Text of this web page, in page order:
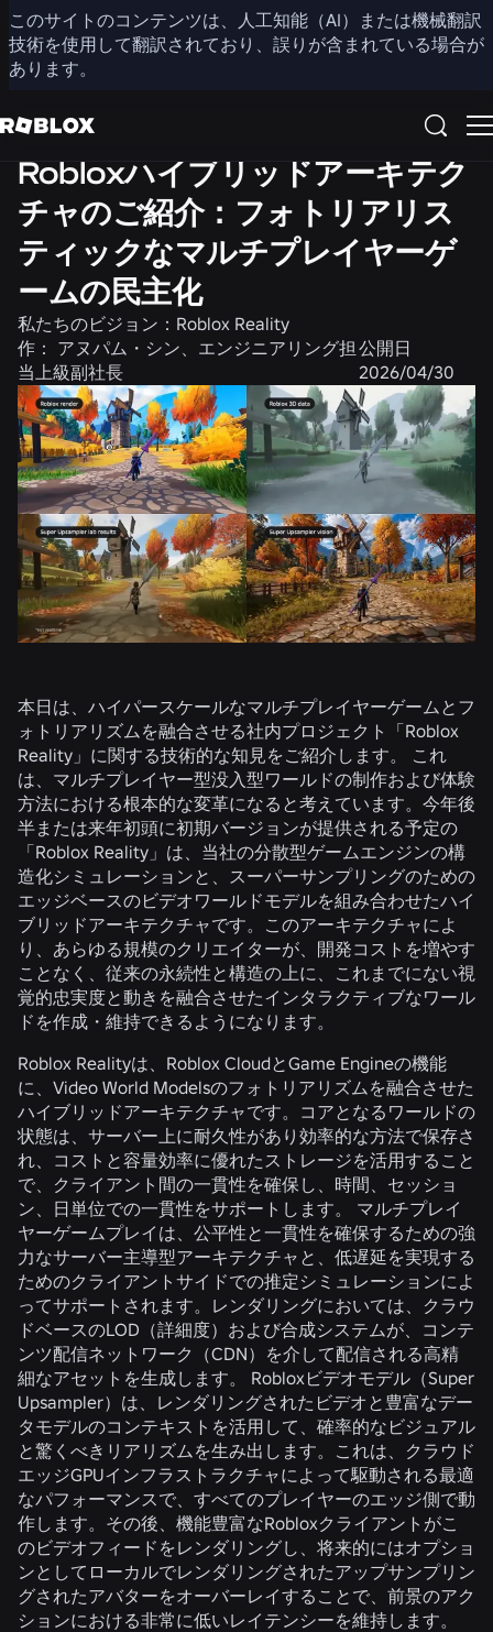
このサイトのコンテンツは、人工知能（AI）または機械翻訳
技術を使用して翻訳されており、誤りが含まれている場合が
あります。
共有
Robloxハイブリッドアーキテク
チャのご紹介：フォトリアリス
ティックなマルチプレイヤーゲ
ームの民主化
私たちのビジョン：Roblox Reality
作： アヌパム・シン、エンジニアリング担
当上級副社長
公開日
2026/04/30
本日は、ハイパースケールなマルチプレイヤーゲームとフ
ォトリアリズムを融合させる社内プロジェクト「Roblox
Reality」に関する技術的な知見をご紹介します。 これ
は、マルチプレイヤー型没入型ワールドの制作および体験
方法における根本的な変革になると考えています。今年後
半または来年初頭に初期バージョンが提供される予定の
「Roblox Reality」は、当社の分散型ゲームエンジンの構
造化シミュレーションと、スーパーサンプリングのための
エッジベースのビデオワールドモデルを組み合わせたハイ
ブリッドアーキテクチャです。このアーキテクチャによ
り、あらゆる規模のクリエイターが、開発コストを増やす
ことなく、従来の永続性と構造の上に、これまでにない視
覚的忠実度と動きを融合させたインタラクティブなワール
ドを作成・維持できるようになります。
Roblox Realityは、Roblox CloudとGame Engineの機能
に、Video World Modelsのフォトリアリズムを融合させた
ハイブリッドアーキテクチャです。コアとなるワールドの
状態は、サーバー上に耐久性があり効率的な方法で保存さ
れ、コストと容量効率に優れたストレージを活用すること
で、クライアント間の一貫性を確保し、時間、セッショ
ン、日単位での一貫性をサポートします。 マルチプレイ
ヤーゲームプレイは、公平性と一貫性を確保するための強
力なサーバー主導型アーキテクチャと、低遅延を実現する
ためのクライアントサイドでの推定シミュレーションによ
ってサポートされます。レンダリングにおいては、クラウ
ドベースのLOD（詳細度）および合成システムが、コンテ
ンツ配信ネットワーク（CDN）を介して配信される高精
細なアセットを生成します。 Robloxビデオモデル（Super
Upsampler）は、レンダリングされたビデオと豊富なデー
タモデルのコンテキストを活用して、確率的なビジュアル
と驚くべきリアリズムを生み出します。これは、クラウド
エッジGPUインフラストラクチャによって駆動される最適
なパフォーマンスで、すべてのプレイヤーのエッジ側で動
作します。その後、機能豊富なRobloxクライアントがこ
のビデオフィードをレンダリングし、将来的にはオプショ
ンとしてローカルでレンダリングされたアップサンプリン
グされたアバターをオーバーレイすることで、前景のアク
ションにおける非常に低いレイテンシーを維持します。